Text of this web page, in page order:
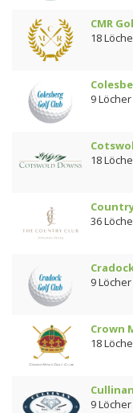
CMR
18
9 Löcher
18
36
9 Löcher
Crown
18
9 Löcher